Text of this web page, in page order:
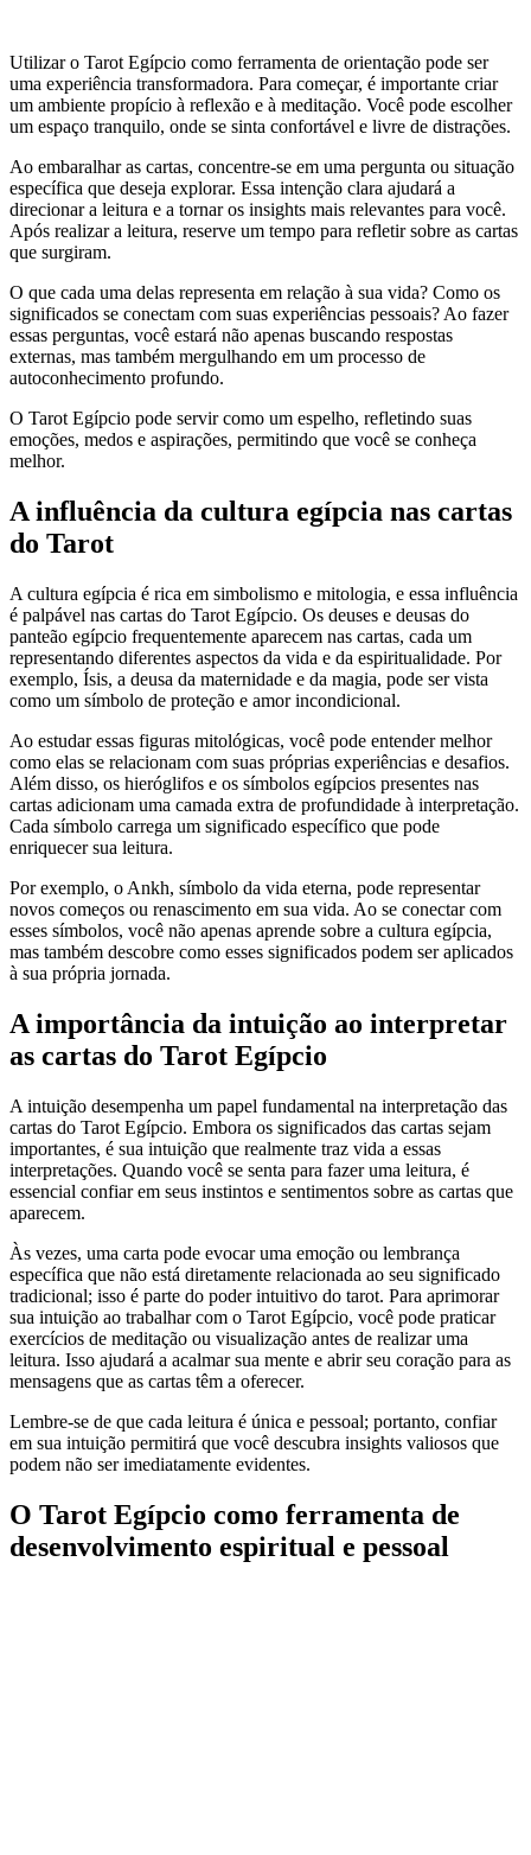
Utilizar o Tarot Egípcio como ferramenta de orientação pode ser
uma experiência transformadora. Para começar, é importante criar
um ambiente propício à reflexão e à meditação. Você pode escolher
um espaço tranquilo, onde se sinta confortável e livre de distrações.
Ao embaralhar as cartas, concentre-se em uma pergunta ou situação
específica que deseja explorar. Essa intenção clara ajudará a
direcionar a leitura e a tornar os insights mais relevantes para você.
Após realizar a leitura, reserve um tempo para refletir sobre as cartas
que surgiram.
O que cada uma delas representa em relação à sua vida? Como os
significados se conectam com suas experiências pessoais? Ao fazer
essas perguntas, você estará não apenas buscando respostas
externas, mas também mergulhando em um processo de
autoconhecimento profundo.
O Tarot Egípcio pode servir como um espelho, refletindo suas
emoções, medos e aspirações, permitindo que você se conheça
melhor.
A influência da cultura egípcia nas cartas
do Tarot
A cultura egípcia é rica em simbolismo e mitologia, e essa influência
é palpável nas cartas do Tarot Egípcio. Os deuses e deusas do
panteão egípcio frequentemente aparecem nas cartas, cada um
representando diferentes aspectos da vida e da espiritualidade. Por
exemplo, Ísis, a deusa da maternidade e da magia, pode ser vista
como um símbolo de proteção e amor incondicional.
Ao estudar essas figuras mitológicas, você pode entender melhor
como elas se relacionam com suas próprias experiências e desafios.
Além disso, os hieróglifos e os símbolos egípcios presentes nas
cartas adicionam uma camada extra de profundidade à interpretação.
Cada símbolo carrega um significado específico que pode
enriquecer sua leitura.
Por exemplo, o Ankh, símbolo da vida eterna, pode representar
novos começos ou renascimento em sua vida. Ao se conectar com
esses símbolos, você não apenas aprende sobre a cultura egípcia,
mas também descobre como esses significados podem ser aplicados
à sua própria jornada.
A importância da intuição ao interpretar
as cartas do Tarot Egípcio
A intuição desempenha um papel fundamental na interpretação das
cartas do Tarot Egípcio. Embora os significados das cartas sejam
importantes, é sua intuição que realmente traz vida a essas
interpretações. Quando você se senta para fazer uma leitura, é
essencial confiar em seus instintos e sentimentos sobre as cartas que
aparecem.
Às vezes, uma carta pode evocar uma emoção ou lembrança
específica que não está diretamente relacionada ao seu significado
tradicional; isso é parte do poder intuitivo do tarot. Para aprimorar
sua intuição ao trabalhar com o Tarot Egípcio, você pode praticar
exercícios de meditação ou visualização antes de realizar uma
leitura. Isso ajudará a acalmar sua mente e abrir seu coração para as
mensagens que as cartas têm a oferecer.
Lembre-se de que cada leitura é única e pessoal; portanto, confiar
em sua intuição permitirá que você descubra insights valiosos que
podem não ser imediatamente evidentes.
O Tarot Egípcio como ferramenta de
desenvolvimento espiritual e pessoal